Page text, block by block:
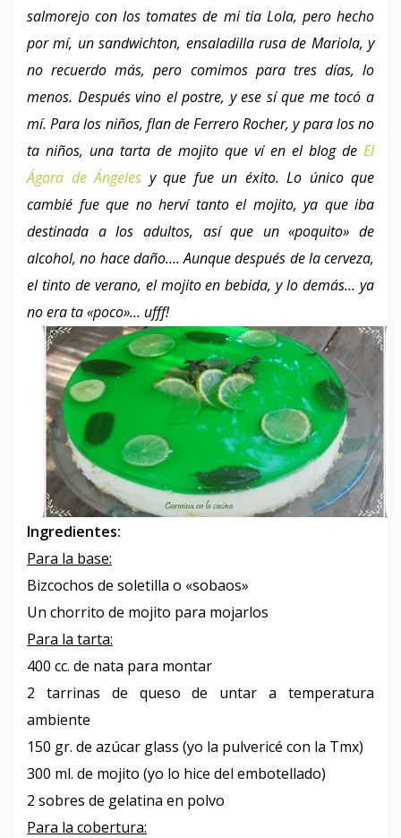
salmorejo con los tomates de mi tia Lola, pero hecho
por mí, un sandwichton, ensaladilla rusa de Mariola, y
no recuerdo más, pero comimos para tres días, lo
menos. Después vino el postre, y ese sí que me tocó a
mí. Para los niños, flan de Ferrero Rocher, y para los no
ta niños, una tarta de mojito que ví en el blog de El
Ágora de Ángeles y que fue un éxito. Lo único que
cambié fue que no herví tanto el mojito, ya que iba
destinada a los adultos, así que un «poquito» de
alcohol, no hace daño…. Aunque después de la cerveza,
el tinto de verano, el mojito en bebida, y lo demás… ya
no era ta «poco»… ufff!
Ingredientes:
Para la base:
Bizcochos de soletilla o «sobaos»
Un chorrito de mojito para mojarlos
Para la tarta:
400 cc. de nata para montar
2 tarrinas de queso de untar a temperatura
ambiente
150 gr. de azúcar glass (yo la pulvericé con la Tmx)
300 ml. de mojito (yo lo hice del embotellado)
2 sobres de gelatina en polvo
Para la cobertura: